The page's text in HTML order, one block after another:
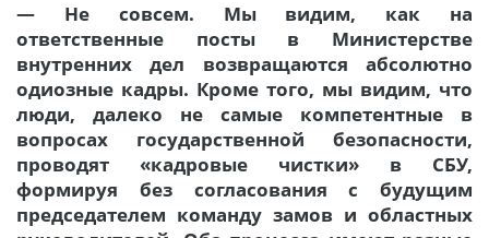
— Не совсем. Мы видим, как на
ответственные посты в Министерстве
внутренних дел возвращаются абсолютно
одиозные кадры. Кроме того, мы видим, что
люди, далеко не самые компетентные в
вопросах государственной безопасности,
проводят «кадровые чистки» в СБУ,
формируя без согласования с будущим
председателем команду замов и областных